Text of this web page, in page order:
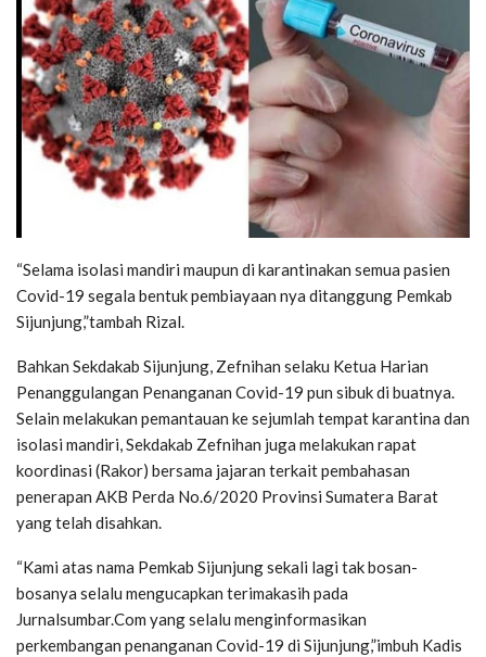
“Selama isolasi mandiri maupun di karantinakan semua pasien
Covid-19 segala bentuk pembiayaan nya ditanggung Pemkab
Sijunjung,”tambah Rizal.
Bahkan Sekdakab Sijunjung, Zefnihan selaku Ketua Harian
Penanggulangan Penanganan Covid-19 pun sibuk di buatnya.
Selain melakukan pemantauan ke sejumlah tempat karantina dan
isolasi mandiri, Sekdakab Zefnihan juga melakukan rapat
koordinasi (Rakor) bersama jajaran terkait pembahasan
penerapan AKB Perda No.6/2020 Provinsi Sumatera Barat
yang telah disahkan.
“Kami atas nama Pemkab Sijunjung sekali lagi tak bosan-
bosanya selalu mengucapkan terimakasih pada
Jurnalsumbar.Com yang selalu menginformasikan
perkembangan penanganan Covid-19 di Sijunjung,”imbuh Kadis